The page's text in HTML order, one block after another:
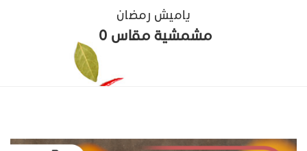
ياميش رمضان
مشمشية مقاس 0